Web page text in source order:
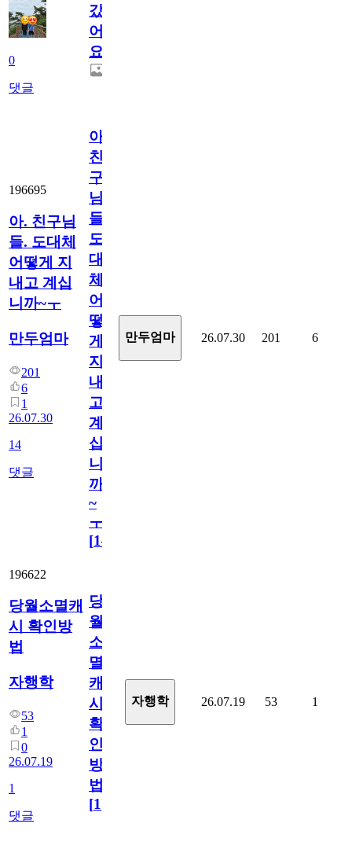
0
댓글
갔
어
요.
196695
아. 친구님
들. 도대체
어떻게 지
내고 계십
니까~ㅜ
만두엄마
201
6
1
26.07.30
14
댓글
아.
친
구
님
들.
도
대
체
어
떻
게
지
내
고
계
십
니
까
~
ㅜ
[14
만두엄마 26.07.30 201 6
196622
당월소멸캐
시 확인방
법
자행학
53
1
0
26.07.19
1
댓글
당
월
소
멸
캐
시
확
인
방
법
[1]
자행학 26.07.19 53 1